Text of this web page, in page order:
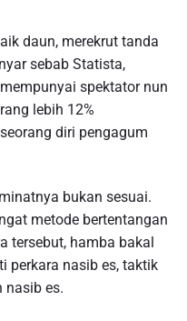
daun, merekrut tanda
sebab Statista,
spektator nun
lebih 12%
diri pengagum
bukan sesuai.
metode bertentangan
tersebut, hamba bakal
perkara nasib es, taktik
nasib es.